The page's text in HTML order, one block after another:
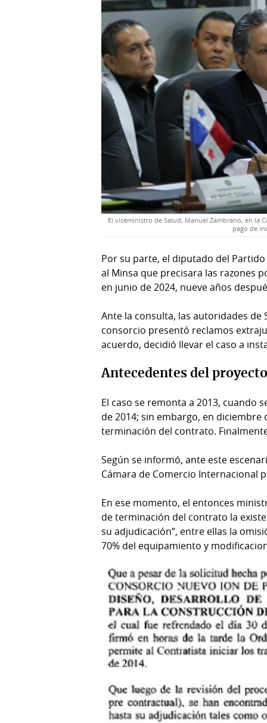
El viceministro de Salud, Manuel Zambrano, en la
pago de
Por su parte, el diputado del
al Minsa que precisara las razones
en junio de 2024, nueve años
Ante la consulta, las autoridades
consorcio presentó reclamos
acuerdo, decidió llevar el caso a
Antecedentes del proyecto
El caso se remonta a 2013, cuando
de 2014; sin embargo, en diciembre
terminación del contrato.
Según se informó, ante este
Cámara de Comercio Internacional
En ese momento, el entonces
de terminación del contrato la
su adjudicación”, entre ellas la
70% del equipamiento y